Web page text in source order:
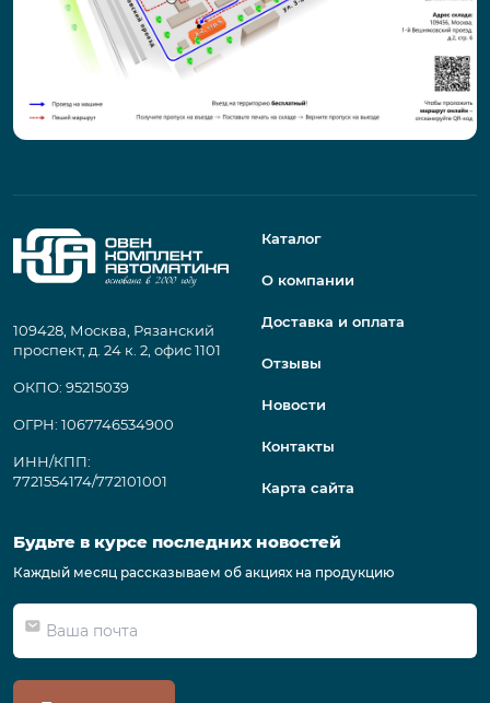
109428, Москва, Рязанский
проспект, д. 24 к. 2, офис 1101
ОКПО: 95215039
ОГРН: 1067746534900
ИНН/КПП:
7721554174/772101001
Каталог
О компании
Доставка и оплата
Отзывы
Новости
Контакты
Карта сайта
Будьте в курсе последних новостей
Каждый месяц рассказываем об акциях на продукцию